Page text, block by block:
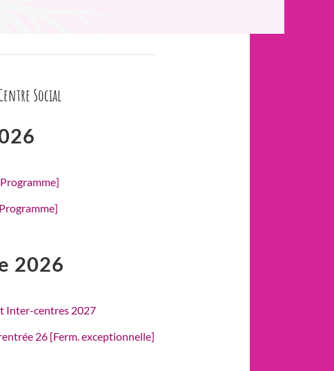
Social
2026
Inter-centres 2027
26 [Ferm. exceptionnelle]